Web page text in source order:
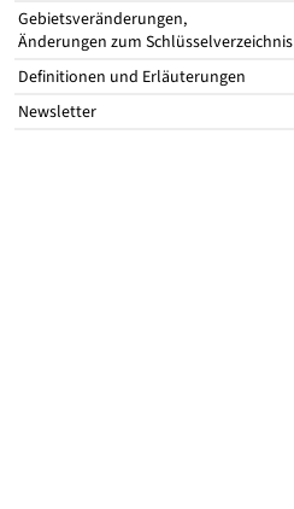
Gebietsveränderungen,
Änderungen zum Schlüsselverzeichnis
Definitionen und Erläuterungen
Newsletter